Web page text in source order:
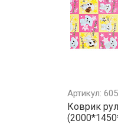
Артикул:
Коврик